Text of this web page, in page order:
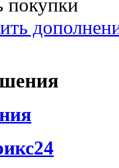
покупки